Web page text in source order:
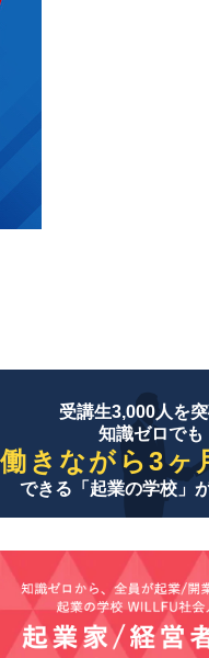
受講生3,000人を突
知識ゼロでも
働きながら3ヶ
できる「起業の学校」